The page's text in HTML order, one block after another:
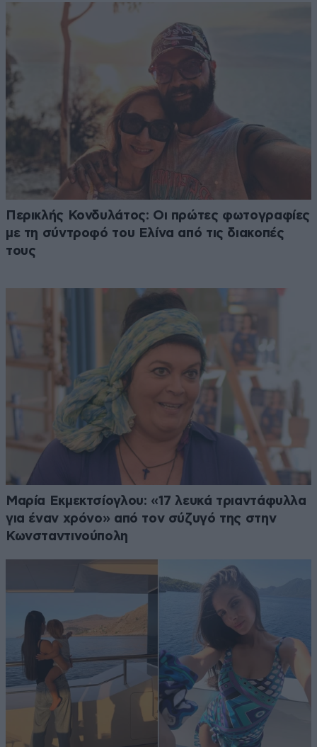
Περικλής Κονδυλάτος: Οι πρώτες φωτογραφίες
με τη σύντροφό του Ελίνα από τις διακοπές
τους
Μαρία Εκμεκτσίογλου: «17 λευκά τριαντάφυλλα
για έναν χρόνο» από τον σύζυγό της στην
Κωνσταντινούπολη